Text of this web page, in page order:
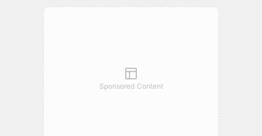
Sponsored Content